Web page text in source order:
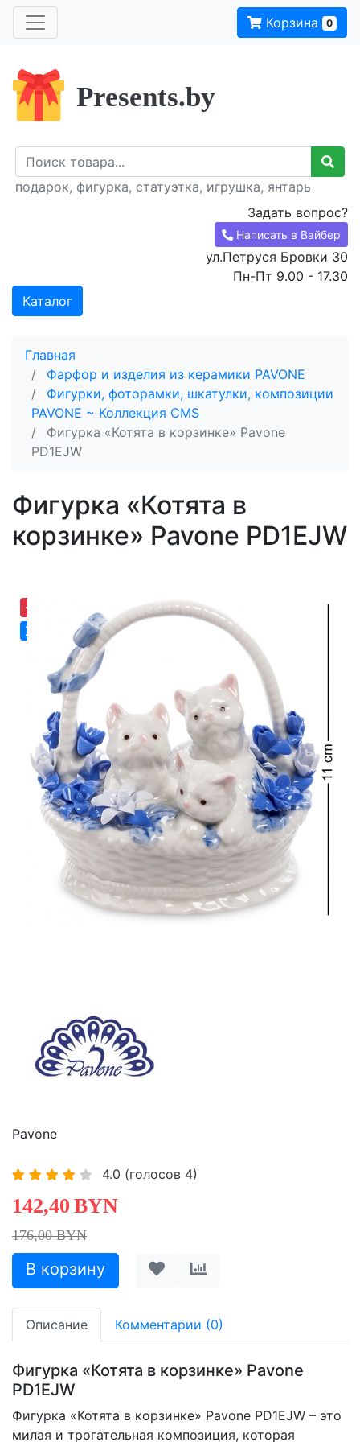
Корзина 0
Presents.by
подарок, фигурка, статуэтка, игрушка, янтарь
Задать вопрос?
Написать в Вайбер
ул.Петруся Бровки 30
Пн-Пт 9.00 - 17.30
Каталог
Главная
Фарфор и изделия из керамики PAVONE
Фигурки, фоторамки, шкатулки, композиции
PAVONE ~ Коллекция CMS
Фигурка «Котята в корзинке» Pavone
PD1EJW
Фигурка «Котята в
корзинке» Pavone PD1EJW
-19,09%
Хит
Pavone
4.0 (голосов 4)
142,40 BYN
176,00 BYN
Описание Комментарии (0)
Фигурка «Котята в корзинке» Pavone
PD1EJW
Фигурка «Котята в корзинке» Pavone PD1EJW – это
милая и трогательная композиция, которая